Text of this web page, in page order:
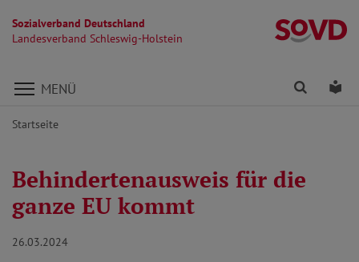
Sozialverband Deutschland
Landesverband Schleswig-Holstein
Direkt zu den Inhalten springen
MENÜ Finden
Startseite
Behindertenausweis für die
ganze EU kommt
26.03.2024